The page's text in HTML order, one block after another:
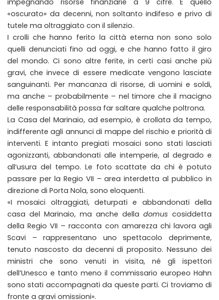
impegnando risorse finanziarie a 9 cifre. E quello
«oscurato» da decenni, non soltanto indifeso e privo di
tutele ma oltraggiato con il silenzio.
I crolli che hanno ferito la città eterna non sono solo
quelli denunciati fino ad oggi, e che hanno fatto il giro
del mondo. Ci sono altre ferite, in certi casi anche più
gravi, che invece di essere medicate vengono lasciate
sanguinanti. Per mancanza di risorse, di uomini e soldi,
ma anche – probabilmente – nel timore che il macigno
delle responsabilità possa far saltare qualche poltrona.
La Casa del Marinaio, ad esempio, è crollata da tempo,
indifferente agli annunci di mappe del rischio e priorità di
interventi. E intanto pregiati mosaici sono stati lasciati
agonizzanti, abbandonati alle intemperie, al degrado e
all’usura del tempo. Le foto scattate da chi è potuto
passare per la Regio VII – area interdetta al pubblico in
direzione di Porta Nola, sono eloquenti.
«I mosaici oltraggiati, deturpati e abbandonati della
casa del Marinaio, ma anche della domus cosiddetta
della Regio VII – racconta con amarezza chi lavora agli
Scavi – rappresentano uno spettacolo deprimente,
tenuto nascosto da decenni di proposito. Nessuno dei
ministri che sono venuti in visita, né gli ispettori
dell’Unesco e tanto meno il commissario europeo Hahn
sono stati accompagnati da queste parti. Ci troviamo di
fronte a gravi omissioni».